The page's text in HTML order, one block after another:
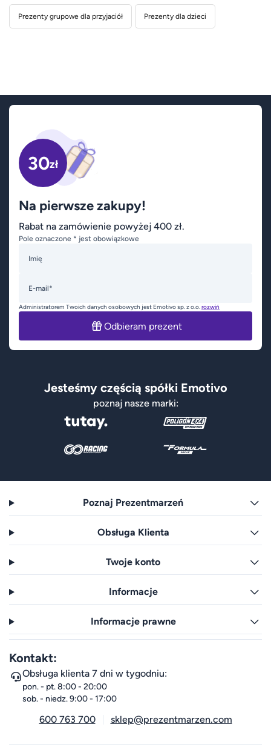
Prezenty grupowe dla przyjaciół Prezenty dla dzieci
30zł
Na pierwsze zakupy!
Rabat na zamówienie powyżej 400 zł.
Pole oznaczone * jest obowiązkowe
Imię
E-mail*
Administratorem Twoich danych osobowych jest Emotivo sp. z o.o.rozwiń
Odbieram prezent
Jesteśmy częścią spółki Emotivo
poznaj nasze marki:
Poznaj Prezentmarzeń
Obsługa Klienta
Twoje konto
Informacje
Informacje prawne
Kontakt:
Obsługa klienta 7 dni w tygodniu:
pon. - pt. 8:00 - 20:00
sob. - niedz. 9:00 - 17:00
600 763 700 sklep@prezentmarzen.com